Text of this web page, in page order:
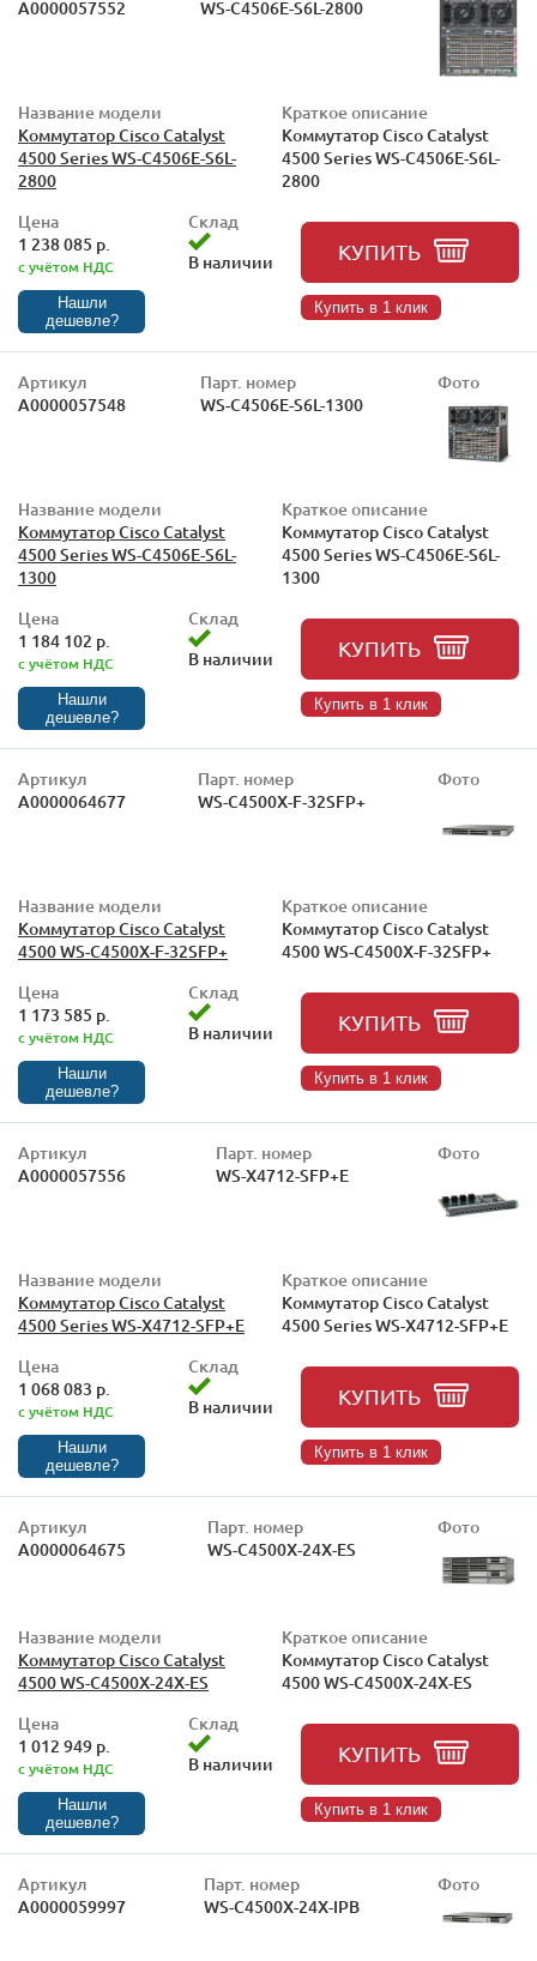
А0000057552 WS-C4506E-S6L-2800
Название модели
Коммутатор Cisco Catalyst
4500 Series WS-C4506E-S6L-
2800
Краткое описание
Коммутатор Cisco Catalyst
4500 Series WS-C4506E-S6L-
2800
Цена
1 238 085 р.
с учётом НДС
Нашли
дешевле?
Склад
В наличии
КУПИТЬ
Купить в 1 клик
Артикул
А0000057548
Парт. номер
WS-C4506E-S6L-1300
Фото
Название модели
Коммутатор Cisco Catalyst
4500 Series WS-C4506E-S6L-
1300
Краткое описание
Коммутатор Cisco Catalyst
4500 Series WS-C4506E-S6L-
1300
Цена
1 184 102 р.
с учётом НДС
Нашли
дешевле?
Склад
В наличии
КУПИТЬ
Купить в 1 клик
Артикул
А0000064677
Парт. номер
WS-C4500X-F-32SFP+
Фото
Название модели
Коммутатор Cisco Catalyst
4500 WS-C4500X-F-32SFP+
Краткое описание
Коммутатор Cisco Catalyst
4500 WS-C4500X-F-32SFP+
Цена
1 173 585 р.
с учётом НДС
Нашли
дешевле?
Склад
В наличии
КУПИТЬ
Купить в 1 клик
Артикул
А0000057556
Парт. номер
WS-X4712-SFP+E
Фото
Название модели
Коммутатор Cisco Catalyst
4500 Series WS-X4712-SFP+E
Краткое описание
Коммутатор Cisco Catalyst
4500 Series WS-X4712-SFP+E
Цена
1 068 083 р.
с учётом НДС
Нашли
дешевле?
Склад
В наличии
КУПИТЬ
Купить в 1 клик
Артикул
А0000064675
Парт. номер
WS-C4500X-24X-ES
Фото
Название модели
Коммутатор Cisco Catalyst
4500 WS-C4500X-24X-ES
Краткое описание
Коммутатор Cisco Catalyst
4500 WS-C4500X-24X-ES
Цена
1 012 949 р.
с учётом НДС
Нашли
дешевле?
Склад
В наличии
КУПИТЬ
Купить в 1 клик
Артикул
А0000059997
Парт. номер
WS-C4500X-24X-IPB
Фото